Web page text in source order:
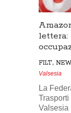
lettera:
FILT,
Valsesia
La
Valsesia